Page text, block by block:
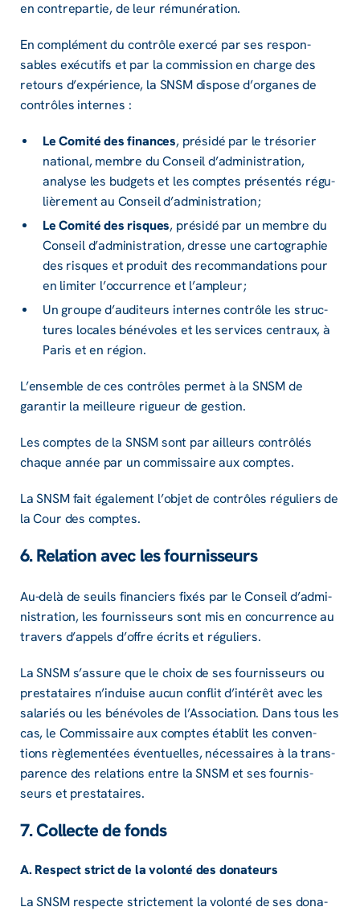
en contre­par­tie, de leur rému­né­ra­tion.
En complé­ment du contrôle exercé par ses respon­
sables exécu­tifs et par la commis­sion en charge des
retours d’ex­pé­rience, la SNSM dispose d’or­ganes de
contrôles internes :
Le Comité des finances, présidé par le tréso­rier
natio­nal, membre du Conseil d’ad­mi­nis­tra­tion,
analyse les budgets et les comptes présen­tés régu­
liè­re­ment au Conseil d’ad­mi­nis­tra­tion ;
Le Comité des risques, présidé par un membre du
Conseil d’ad­mi­nis­tra­tion, dresse une carto­gra­phie
des risques et produit des recom­man­da­tions pour
en limi­ter l’oc­cur­rence et l’am­pleur ;
Un groupe d’au­di­teurs internes contrôle les struc­
tures locales béné­voles et les services centraux, à
Paris et en région.
L’en­semble de ces contrôles permet à la SNSM de
garan­tir la meilleure rigueur de gestion.
Les comptes de la SNSM sont par ailleurs contrô­lés
chaque année par un commis­saire aux comptes.
La SNSM fait égale­ment l’objet de contrôles régu­liers de
la Cour des comptes.
6. Rela­tion avec les four­nis­seurs
Au-delà de seuils finan­ciers fixés par le Conseil d’ad­mi­
nis­tra­tion, les four­nis­seurs sont mis en concur­rence au
travers d’ap­pels d’offre écrits et régu­liers.
La SNSM s’as­sure que le choix de ses four­nis­seurs ou
pres­ta­taires n’in­duise aucun conflit d’in­té­rêt avec les
sala­riés ou les béné­voles de l’As­so­cia­tion. Dans tous les
cas, le Commis­saire aux comptes établit les conven­
tions règle­men­tées éven­tuelles, néces­saires à la trans­
pa­rence des rela­tions entre la SNSM et ses four­nis­
seurs et pres­ta­taires.
7. Collecte de fonds
A. Respect strict de la volonté des dona­teurs
La SNSM respecte stric­te­ment la volonté de ses dona­